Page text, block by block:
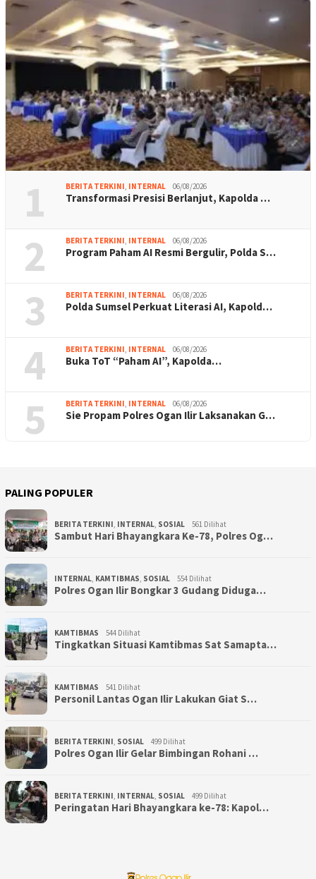
1 BERITA TERKINI, INTERNAL 06/08/2026
Transformasi Presisi Berlanjut, Kapolda …
2 BERITA TERKINI, INTERNAL 06/08/2026
Program Paham AI Resmi Bergulir, Polda S…
3 BERITA TERKINI, INTERNAL 06/08/2026
Polda Sumsel Perkuat Literasi AI, Kapold…
4 BERITA TERKINI, INTERNAL 06/08/2026
Buka ToT “Paham AI”, Kapolda…
5 BERITA TERKINI, INTERNAL 06/08/2026
Sie Propam Polres Ogan Ilir Laksanakan G…
PALING POPULER
BERITA TERKINI, INTERNAL, SOSIAL 561 Dilihat
Sambut Hari Bhayangkara Ke-78, Polres Og…
INTERNAL, KAMTIBMAS, SOSIAL 554 Dilihat
Polres Ogan Ilir Bongkar 3 Gudang Diduga…
KAMTIBMAS 544 Dilihat
Tingkatkan Situasi Kamtibmas Sat Samapta…
KAMTIBMAS 541 Dilihat
Personil Lantas Ogan Ilir Lakukan Giat S…
BERITA TERKINI, SOSIAL 499 Dilihat
Polres Ogan Ilir Gelar Bimbingan Rohani …
BERITA TERKINI, INTERNAL, SOSIAL 499 Dilihat
Peringatan Hari Bhayangkara ke-78: Kapol…